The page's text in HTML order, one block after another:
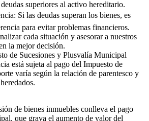
superiores al activo hereditario.
Si las deudas superan los bienes, es
para evitar problemas financieros.
cada situación y asesorar a nuestros
la mejor decisión.
de Sucesiones y Plusvalía Municipal
está sujeta al pago del Impuesto de
varía según la relación de parentesco y
de bienes inmuebles conlleva el pago
que grava el aumento de valor del